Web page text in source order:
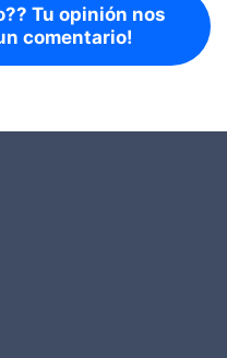
Tu opinión nos
comentario!